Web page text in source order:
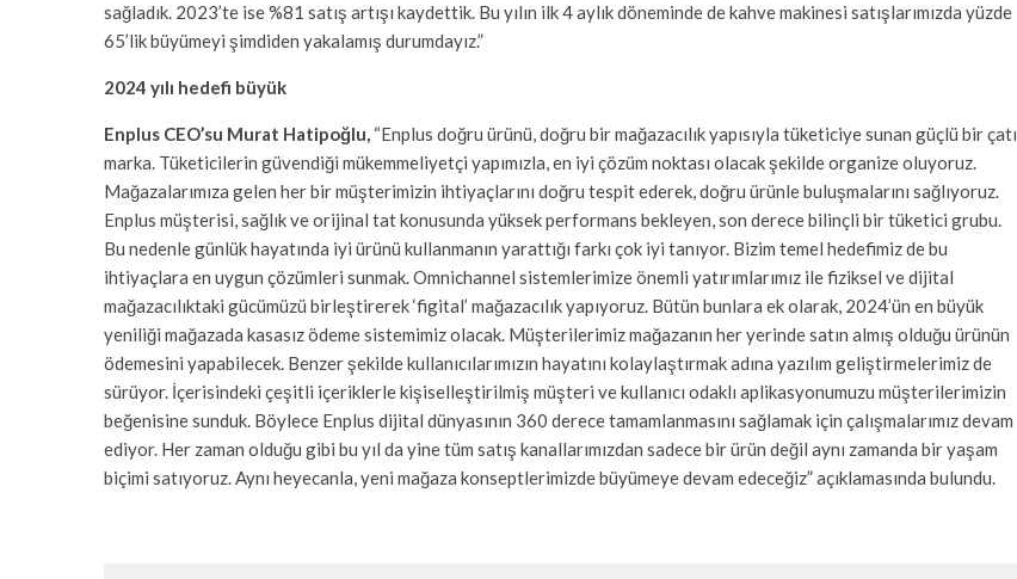
sağladık. 2023’te ise %81 satış artışı kaydettik. Bu yılın ilk 4 aylık döneminde de kahve makinesi satışlarımızda yüzde
65’lik büyümeyi şimdiden yakalamış durumdayız.”
2024 yılı hedefi büyük
Enplus CEO’su Murat Hatipoğlu, “Enplus doğru ürünü, doğru bir mağazacılık yapısıyla tüketiciye sunan güçlü bir çatı
marka. Tüketicilerin güvendiği mükemmeliyetçi yapımızla, en iyi çözüm noktası olacak şekilde organize oluyoruz.
Mağazalarımıza gelen her bir müşterimizin ihtiyaçlarını doğru tespit ederek, doğru ürünle buluşmalarını sağlıyoruz.
Enplus müşterisi, sağlık ve orijinal tat konusunda yüksek performans bekleyen, son derece bilinçli bir tüketici grubu.
Bu nedenle günlük hayatında iyi ürünü kullanmanın yarattığı farkı çok iyi tanıyor. Bizim temel hedefimiz de bu
ihtiyaçlara en uygun çözümleri sunmak. Omnichannel sistemlerimize önemli yatırımlarımız ile fiziksel ve dijital
mağazacılıktaki gücümüzü birleştirerek ‘figital’ mağazacılık yapıyoruz. Bütün bunlara ek olarak, 2024’ün en büyük
yeniliği mağazada kasasız ödeme sistemimiz olacak. Müşterilerimiz mağazanın her yerinde satın almış olduğu ürünün
ödemesini yapabilecek. Benzer şekilde kullanıcılarımızın hayatını kolaylaştırmak adına yazılım geliştirmelerimiz de
sürüyor. İçerisindeki çeşitli içeriklerle kişiselleştirilmiş müşteri ve kullanıcı odaklı aplikasyonumuzu müşterilerimizin
beğenisine sunduk. Böylece Enplus dijital dünyasının 360 derece tamamlanmasını sağlamak için çalışmalarımız devam
ediyor. Her zaman olduğu gibi bu yıl da yine tüm satış kanallarımızdan sadece bir ürün değil aynı zamanda bir yaşam
biçimi satıyoruz. Aynı heyecanla, yeni mağaza konseptlerimizde büyümeye devam edeceğiz” açıklamasında bulundu.